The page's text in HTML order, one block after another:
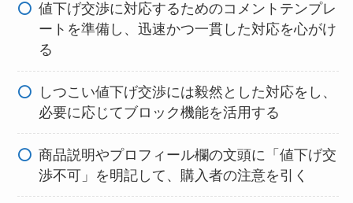
値下げ交渉に対応するためのコメントテンプレ
ートを準備し、迅速かつ一貫した対応を心がけ
る
しつこい値下げ交渉には毅然とした対応をし、
必要に応じてブロック機能を活用する
商品説明やプロフィール欄の文頭に「値下げ交
渉不可」を明記して、購入者の注意を引く